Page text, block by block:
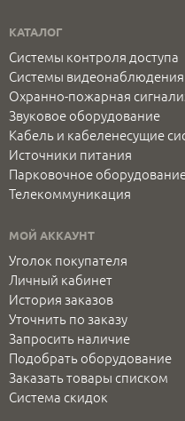
КАТАЛОГ
Системы контроля доступа
Системы видеонаблюдения
Охранно-пожарная
Звуковое оборудование
Кабель и кабеленесущие
Источники питания
Парковочное
Телекоммуникация
МОЙ АККАУНТ
Уголок покупателя
Личный кабинет
История заказов
Уточнить по заказу
Запросить наличие
Подобрать оборудование
Заказать товары списком
Система скидок